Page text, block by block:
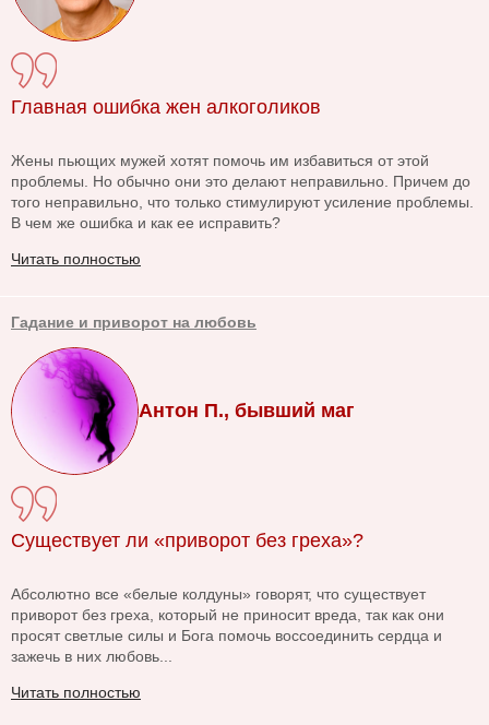
Главная ошибка жен алкоголиков
Жены пьющих мужей хотят помочь им избавиться от этой
проблемы. Но обычно они это делают неправильно. Причем до
того неправильно, что только стимулируют усиление проблемы.
В чем же ошибка и как ее исправить?
Читать полностью
Гадание и приворот на любовь
Антон П., бывший маг
Существует ли «приворот без греха»?
Абсолютно все «белые колдуны» говорят, что существует
приворот без греха, который не приносит вреда, так как они
просят светлые силы и Бога помочь воссоединить сердца и
зажечь в них любовь...
Читать полностью